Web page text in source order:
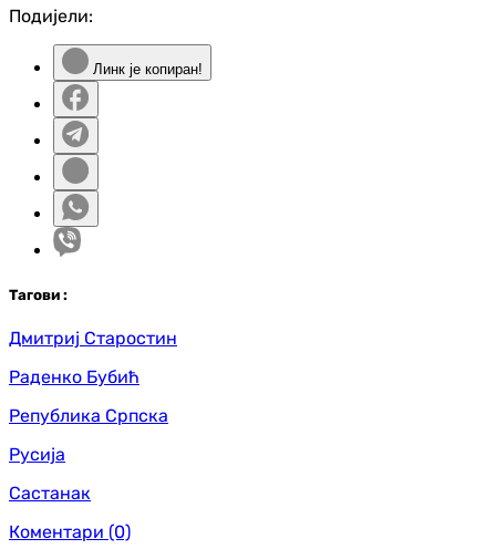
Подијели:
Линк је копиран!
Тагови :
Дмитриј Старостин
Раденко Бубић
Република Српска
Русија
Састанак
Коментари (0)